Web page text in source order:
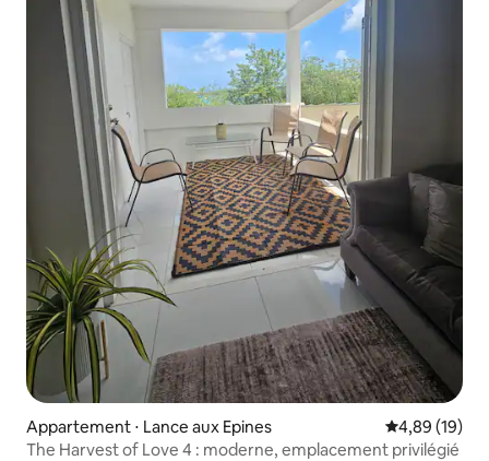
Appartement ⋅ Lance aux Epines Évaluation
4,89 (19)
The Harvest of Love 4 : moderne, emplacement privilégié